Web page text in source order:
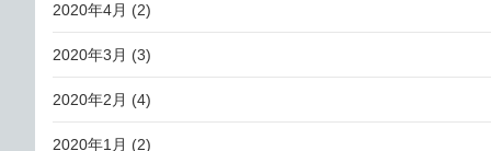
2020年4月 (2)
2020年3月 (3)
2020年2月 (4)
2020年1月 (2)